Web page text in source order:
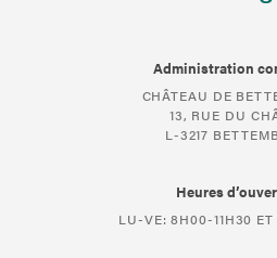
Administration
CHÂTEAU DE
13, RUE DU
L-3217
Heures
LU-VE: 8H00-11H30